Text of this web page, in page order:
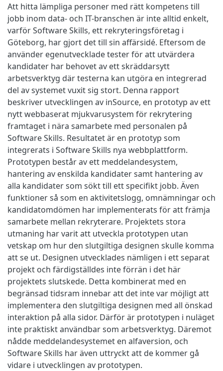
Att hitta lämpliga personer med rätt kompetens till
jobb inom data- och IT-branschen är inte alltid enkelt,
varför Software Skills, ett rekryteringsföretag i
Göteborg, har gjort det till sin affärsidé. Eftersom de
använder egenutvecklade tester för att utvärdera
kandidater har behovet av ett skräddarsytt
arbetsverktyg där testerna kan utgöra en integrerad
del av systemet vuxit sig stort. Denna rapport
beskriver utvecklingen av inSource, en prototyp av ett
nytt webbaserat mjukvarusystem för rekrytering
framtaget i nära samarbete med personalen på
Software Skills. Resultatet är en prototyp som
integrerats i Software Skills nya webbplattform.
Prototypen består av ett meddelandesystem,
hantering av enskilda kandidater samt hantering av
alla kandidater som sökt till ett specifikt jobb. Även
funktioner så som en aktivitetslogg, omnämningar och
kandidatomdömen har implementerats för att främja
samarbete mellan rekryterare. Projektets stora
utmaning har varit att utveckla prototypen utan
vetskap om hur den slutgiltiga designen skulle komma
att se ut. Designen utvecklades nämligen i ett separat
projekt och färdigställdes inte förrän i det här
projektets slutskede. Detta kombinerat med en
begränsad tidsram innebar att det inte var möjligt att
implementera den slutgiltiga designen med all önskad
interaktion på alla sidor. Därför är prototypen i nuläget
inte praktiskt användbar som arbetsverktyg. Däremot
nådde meddelandesystemet en alfaversion, och
Software Skills har även uttryckt att de kommer gå
vidare i utvecklingen av prototypen.